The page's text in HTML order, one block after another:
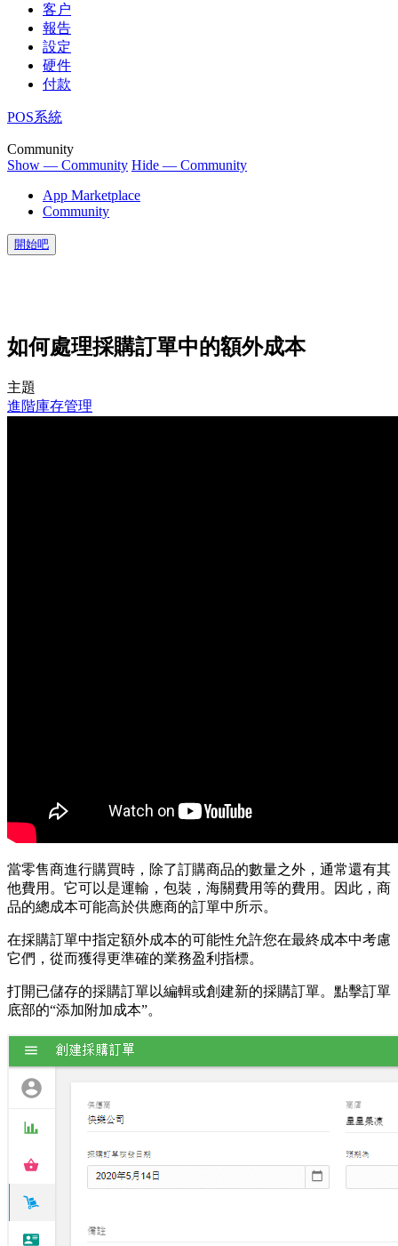
客户
報告
設定
硬件
付款
POS系統
Community
Show — Community Hide — Community
App Marketplace
Community
開始吧
如何處理採購訂單中的額外成本
主題
進階庫存管理
當零售商進行購買時，除了訂購商品的數量之外，通常還有其
他費用。它可以是運輸，包裝，海關費用等的費用。因此，商
品的總成本可能高於供應商的訂單中所示。
在採購訂單中指定額外成本的可能性允許您在最終成本中考慮
它們，從而獲得更準確的業務盈利指標。
打開已儲存的採購訂單以編輯或創建新的採購訂單。點擊訂單
底部的“添加附加成本”。